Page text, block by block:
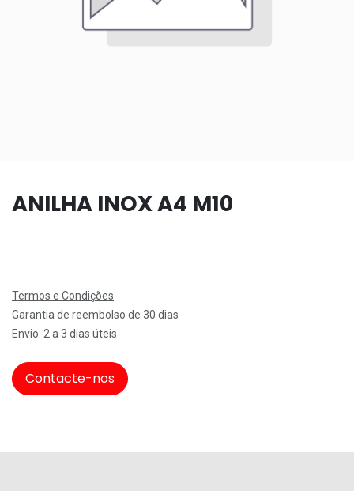
ANILHA INOX A4 M10
Termos e Condições
Garantia de reembolso de 30 dias
Envio: 2 a 3 dias úteis
Contacte-nos